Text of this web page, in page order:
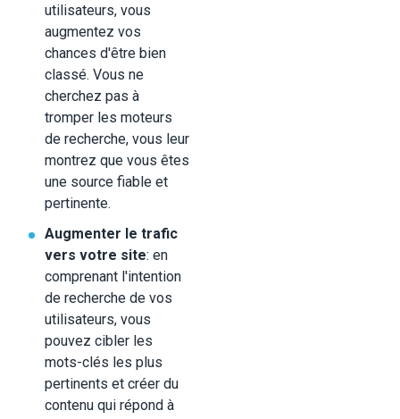
utilisateurs, vous
augmentez vos
chances d'être bien
classé. Vous ne
cherchez pas à
tromper les moteurs
de recherche, vous leur
montrez que vous êtes
une source fiable et
pertinente.
Augmenter le trafic
vers votre site: en
comprenant l'intention
de recherche de vos
utilisateurs, vous
pouvez cibler les
mots-clés les plus
pertinents et créer du
contenu qui répond à